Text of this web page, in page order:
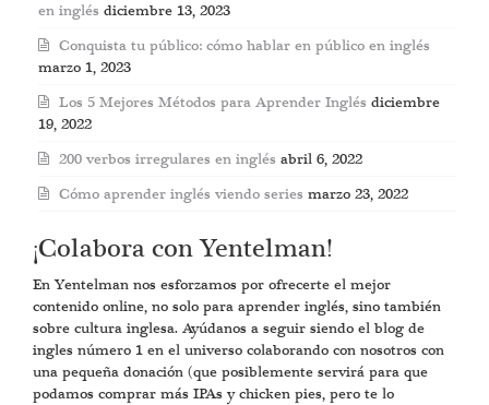
en inglés diciembre 13, 2023
Conquista tu público: cómo hablar en público en inglés
marzo 1, 2023
Los 5 Mejores Métodos para Aprender Inglés diciembre
19, 2022
200 verbos irregulares en inglés abril 6, 2022
Cómo aprender inglés viendo series marzo 23, 2022
¡Colabora con Yentelman!
En Yentelman nos esforzamos por ofrecerte el mejor
contenido online, no solo para aprender inglés, sino también
sobre cultura inglesa. Ayúdanos a seguir siendo el blog de
ingles número 1 en el universo colaborando con nosotros con
una pequeña donación (que posiblemente servirá para que
podamos comprar más IPAs y chicken pies, pero te lo